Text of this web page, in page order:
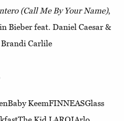
(Call Me By Your Name),
Bieber feat. Daniel Caesar &
Carlile
KeemFINNEASGlass